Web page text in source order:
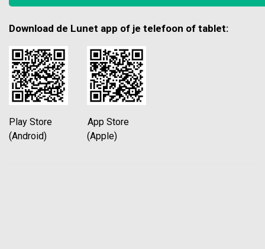
Download de Lunet app of je telefoon of tablet:
Play Store App Store
(Android) (Apple)